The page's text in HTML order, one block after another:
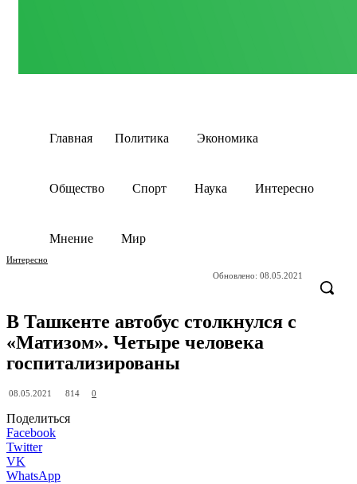
Главная Политика Экономика
Общество Спорт Наука Интересно
Мнение Мир
Интересно
Обновлено: 08.05.2021
В Ташкенте автобус столкнулся с
«Матизом». Четыре человека
госпитализированы
08.05.2021 814 0
Поделиться
Facebook
Twitter
VK
WhatsApp